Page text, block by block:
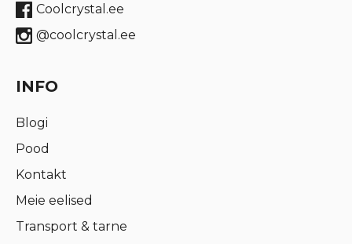
Coolcrystal.ee
@coolcrystal.ee
INFO
Blogi
Pood
Kontakt
Meie eelised
Transport & tarne